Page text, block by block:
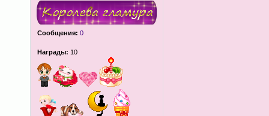
Сообщения: 0
Награды: 10